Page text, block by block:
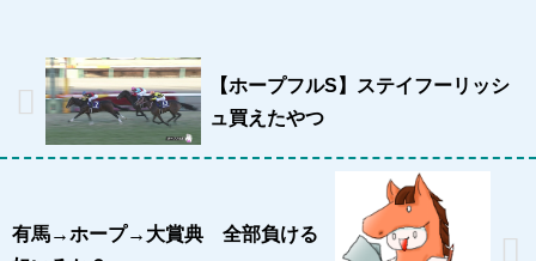
【ホープフルS】ステイフーリッシ
ュ買えたやつ
有馬→ホープ→大賞典 全部負ける